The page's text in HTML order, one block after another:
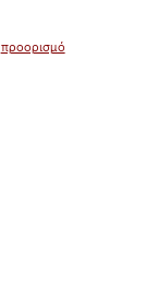
προορισμό